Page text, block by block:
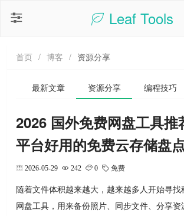
Leaf Tools
首页 / 博客 / 资源分享
最新文章 资源分享 编程技巧
2026 国外免费网盘工具推
平台好用的免费云存储盘
2026-05-29 242 0 免费
随着文件体积越来越大，越来越多人开始寻
网盘工具，用来备份照片、同步文件、分享